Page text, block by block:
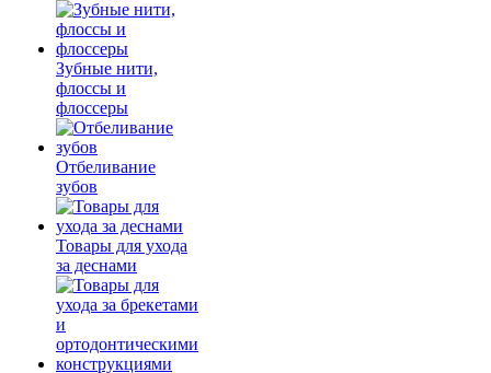
Зубные нити,
флоссы и
флоссеры
Отбеливание
зубов
Товары для ухода
за деснами